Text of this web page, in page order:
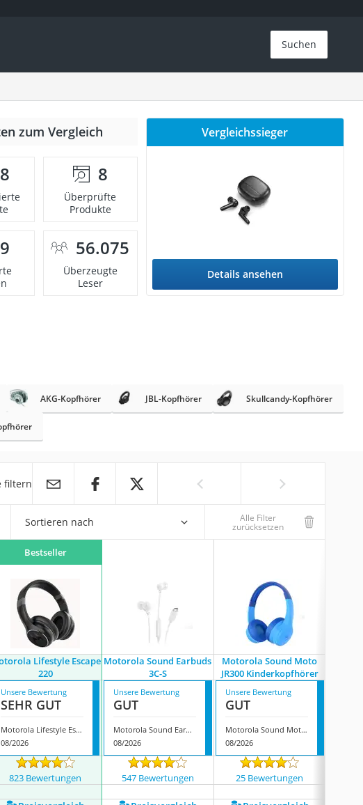
Suchen
zum Vergleich
8
Überprüfte
Produkte
56.075
Überzeugte
Leser
Vergleichssieger
Details ansehen
AKG-Kopfhörer JBL-Kopfhörer Skullcandy-Kopfhörer
filtern
Sortieren nach Alle Filter
zurücksetzen
Bestseller
Lifestyle Escape
220
Motorola Sound Earbuds
3C-S
Motorola Sound Moto
JR300 Kinderkopfhörer
Unsere Bewertung
SEHR GUT
Motorola Lifestyle Escape 220
08/2026
Unsere Bewertung
GUT
Motorola Sound Earbuds 3C-S
08/2026
Unsere Bewertung
GUT
Motorola Sound Moto JR300 Kinderkopfhörer
08/2026
823 Bewertungen 547 Bewertungen 25 Bewertungen